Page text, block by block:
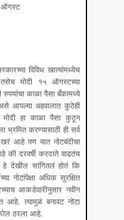
ऑगस्ट
विविध खात्यांमध्येच
मोदी १५ ऑगस्टच्या
काळा पैसा बँकामध्ये
आपल्या अहवालात कुठेही
हा काळा पैसा कुठून
करण्यासाठी ही सर्व
आहे पण यात नोटबंदीचा
की दरवर्षी करदाते वाढतंच
देखील सांगितलं होतं कि
नोटांपेक्षा अधिक सुरक्षित
आकडेवारीनुसार नवीन
आहे. त्यामुळं बनावट नोटा
फोल ठरला आहे.